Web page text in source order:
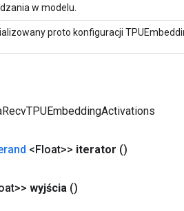
w modelu.
proto konfiguracji
<Float>> iterator ()
wyjścia ()